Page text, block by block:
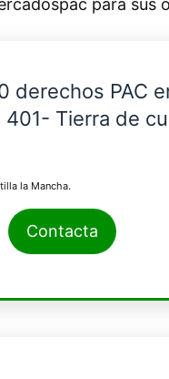
para sus
derechos PAC
401- Tierra de
la Mancha.
Contacta